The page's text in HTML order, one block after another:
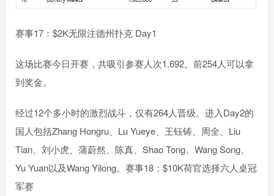
赛事17：$2K无限注德州扑克 Day1
这场比赛今日开赛，共吸引参赛人次1,692。前254人可以拿
到奖金。
经过12个多小时的激烈战斗，仅有264人晋级。进入Day2的
国人包括Zhang Hongru、Lu Yueye、王钰铸、周全、Liu
Tian、刘小虎、蒲蔚然、陈真、Shao Tong、Wang Song、
Yu Yuan以及Wang Yilong。赛事18：$10K荷官选择六人桌冠
军赛